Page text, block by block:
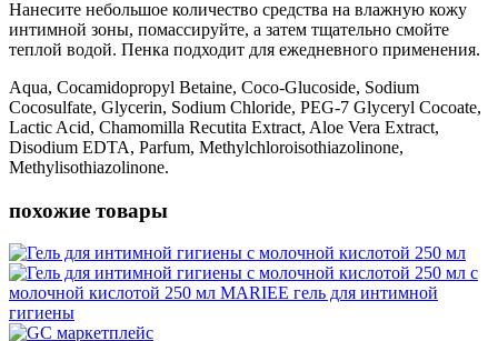
Нанесите небольшое количество средства на влажную кожу
интимной зоны, помассируйте, а затем тщательно смойте
теплой водой. Пенка подходит для ежедневного применения.
Aqua, Cocamidopropyl Betaine, Coco-Glucoside, Sodium
Cocosulfate, Glycerin, Sodium Chloride, PEG-7 Glyceryl Cocoate,
Lactic Acid, Chamomilla Recutita Extract, Aloe Vera Extract,
Disodium EDTA, Parfum, Methylchloroisothiazolinone,
Methylisothiazolinone.
похожие товары
с
молочной кислотой 250 мл MARIEE гель для интимной
гигиены